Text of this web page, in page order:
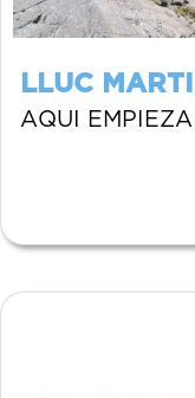
LLUC
AQUI